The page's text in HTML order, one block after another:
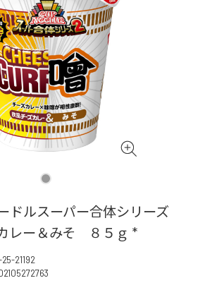
ルスーパー合体シリーズ
レー＆みそ ８５ｇ *
21192